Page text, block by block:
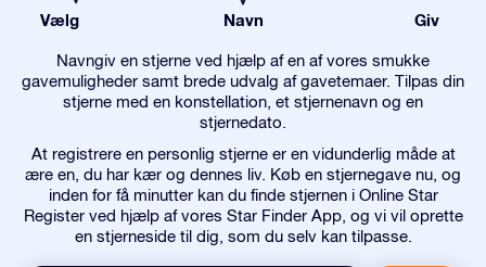
Vælg Navn Giv
Navngiv en stjerne ved hjælp af en af vores smukke
gavemuligheder samt brede udvalg af gavetemaer. Tilpas din
stjerne med en konstellation, et stjernenavn og en
stjernedato.
At registrere en personlig stjerne er en vidunderlig måde at
ære en, du har kær og dennes liv. Køb en stjernegave nu, og
inden for få minutter kan du finde stjernen i Online Star
Register ved hjælp af vores Star Finder App, og vi vil oprette
en stjerneside til dig, som du selv kan tilpasse.